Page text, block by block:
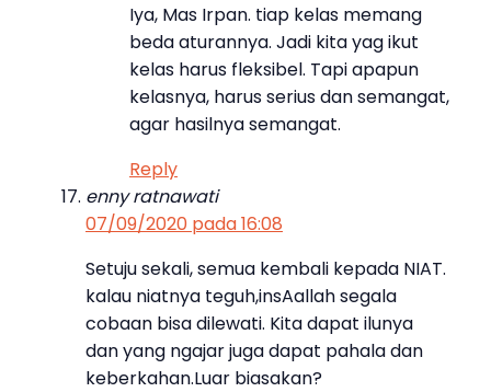
Iya, Mas Irpan. tiap kelas memang
beda aturannya. Jadi kita yag ikut
kelas harus fleksibel. Tapi apapun
kelasnya, harus serius dan semangat,
agar hasilnya semangat.
Reply
enny ratnawati
07/09/2020 pada 16:08
Setuju sekali, semua kembali kepada NIAT.
kalau niatnya teguh,insAallah segala
cobaan bisa dilewati. Kita dapat ilunya
dan yang ngajar juga dapat pahala dan
keberkahan.Luar biasakan?